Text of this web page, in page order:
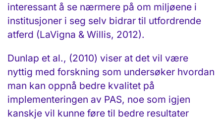
interessant å se nærmere på om miljøene i
institusjoner i seg selv bidrar til utfordrende
atferd (LaVigna & Willis, 2012).
Dunlap et al., (2010) viser at det vil være
nyttig med forskning som undersøker hvordan
man kan oppnå bedre kvalitet på
implementeringen av PAS, noe som igjen
kanskje vil kunne føre til bedre resultater